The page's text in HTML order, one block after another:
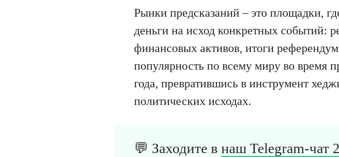
Рынки предсказаний – это площадки,
деньги на исход конкретных событий:
финансовых активов, итоги
популярность по всему миру во время
года, превратившись в инструмент
политических исходах.
💬 Заходите в наш Telegram-чат